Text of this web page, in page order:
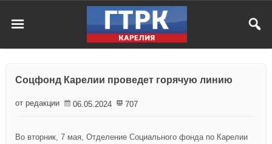
Соцфонд Карелии проведет горячую линию
от редакции 06.05.2024 707
Во вторник, 7 мая, Отделение Социального фонда по Карелии